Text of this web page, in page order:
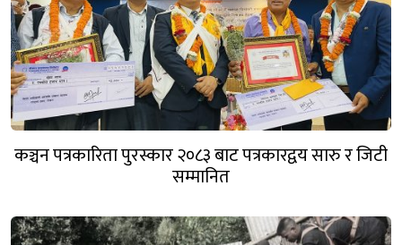
कञ्चन पत्रकारिता पुरस्कार २०८३ बाट पत्रकारद्वय सारु र जिटी
सम्मानित